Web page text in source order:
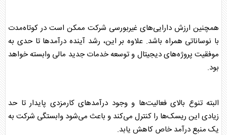
همچنین ارزش دارایی‌های غیربورسی شرکت ممکن است در کوتاه‌مدت
با نوساناتی همراه باشد. علاوه بر این، رشد آینده درآمدها تا حدی به
موفقیت پروژه‌های دیجیتال و توسعه خدمات جدید مالی وابسته خواهد
بود.
البته تنوع بالای فعالیت‌ها و وجود درآمدهای کارمزدی پایدار تا حد
زیادی این ریسک‌ها را کنترل می‌کند و باعث می‌شود وابستگی شرکت به
یک منبع درآمد خاص کاهش یابد.